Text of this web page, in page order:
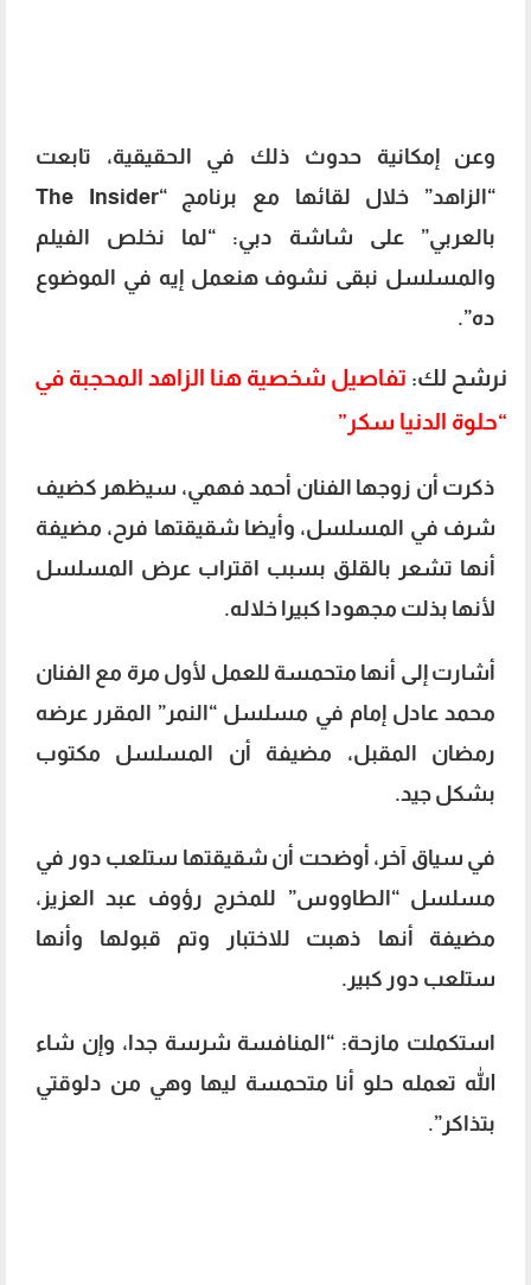
وعن إمكانية حدوث ذلك في الحقيقية، تابعت
“الزاهد” خلال لقائها مع برنامج “The Insider
بالعربي” على شاشة دبي: “لما نخلص الفيلم
والمسلسل نبقى نشوف هنعمل إيه في الموضوع
ده”.
نرشح لك: تفاصيل شخصية هنا الزاهد المحجبة في
“حلوة الدنيا سكر”
ذكرت أن زوجها الفنان أحمد فهمي، سيظهر كضيف
شرف في المسلسل، وأيضا شقيقتها فرح، مضيفة
أنها تشعر بالقلق بسبب اقتراب عرض المسلسل
لأنها بذلت مجهودا كبيرا خلاله.
أشارت إلى أنها متحمسة للعمل لأول مرة مع الفنان
محمد عادل إمام في مسلسل “النمر” المقرر عرضه
رمضان المقبل، مضيفة أن المسلسل مكتوب
بشكل جيد.
في سياق آخر، أوضحت أن شقيقتها ستلعب دور في
مسلسل “الطاووس” للمخرج رؤوف عبد العزيز،
مضيفة أنها ذهبت للاختبار وتم قبولها وأنها
ستلعب دور كبير.
استكملت مازحة: “المنافسة شرسة جدا، وإن شاء
الله تعمله حلو أنا متحمسة ليها وهي من دلوقتي
بتذاكر”.